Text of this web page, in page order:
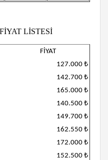
LİSTESİ
FİYAT
127.000 ₺
142.700 ₺
165.000 ₺
140.500 ₺
149.700 ₺
162.550 ₺
172.000 ₺
152.500 ₺